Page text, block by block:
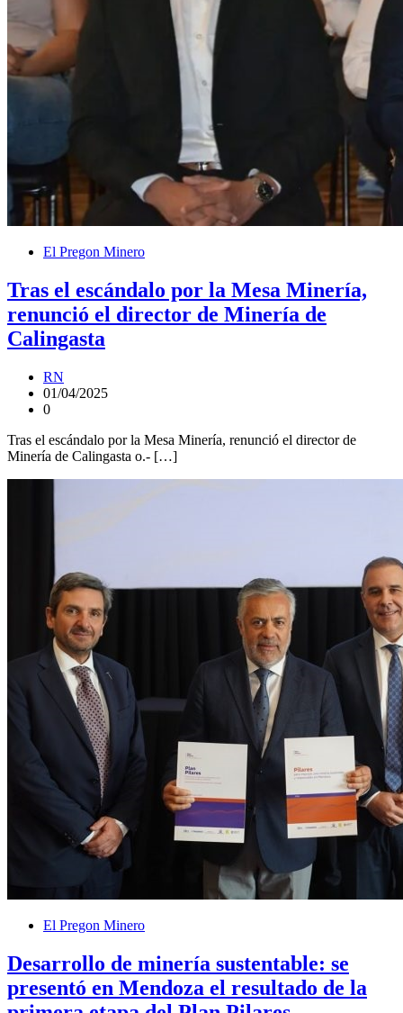
El Pregon Minero
Tras el escándalo por la Mesa Minería,
renunció el director de Minería de
Calingasta
RN
01/04/2025
0
Tras el escándalo por la Mesa Minería, renunció el director de
Minería de Calingasta o.- […]
El Pregon Minero
Desarrollo de minería sustentable: se
presentó en Mendoza el resultado de la